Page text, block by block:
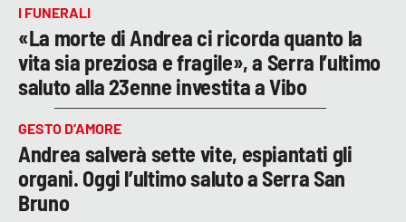
I FUNERALI
«La morte di Andrea ci ricorda quanto la
vita sia preziosa e fragile», a Serra l’ultimo
saluto alla 23enne investita a Vibo
GESTO D’AMORE
Andrea salverà sette vite, espiantati gli
organi. Oggi l’ultimo saluto a Serra San
Bruno